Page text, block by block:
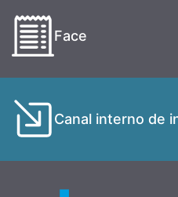
Face
Canal interno de